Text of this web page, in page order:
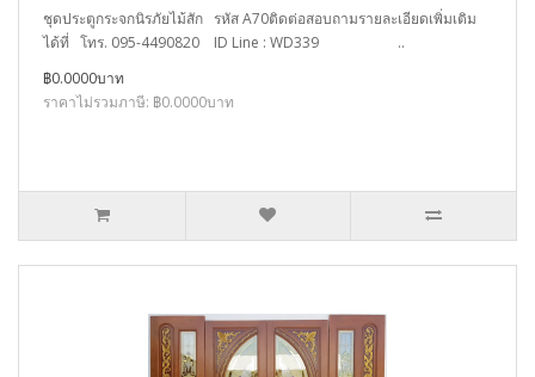
ชุดประตูกระจกนิรภัยไม้สัก รหัส A70ติดต่อสอบถามรายละเอียดเพิ่มเติม
ได้ที่ โทร. 095-4490820 ID Line : WD339 ..
฿0.0000บาท
ราคาไม่รวมภาษี: ฿0.0000บาท